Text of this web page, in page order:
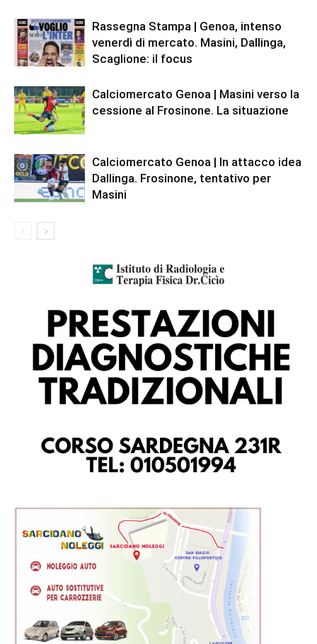
Rassegna Stampa | Genoa, intenso
venerdì di mercato. Masini, Dallinga,
Scaglione: il focus
Calciomercato Genoa | Masini verso la
cessione al Frosinone. La situazione
Calciomercato Genoa | In attacco idea
Dallinga. Frosinone, tentativo per
Masini